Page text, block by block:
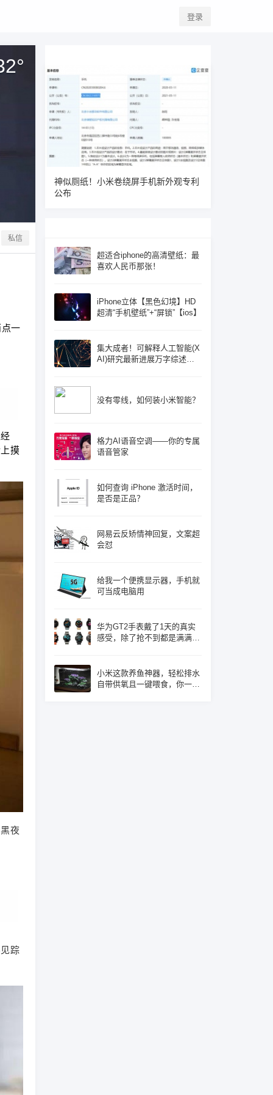
登录
°
私信
一
摸
夜
踪
神似厕纸！小米卷绕屏手机新外观专利
公布
超适合iphone的高清壁纸：最
喜欢人民币那张！
iPhone立体【黑色幻境】HD
超清“手机壁纸”+“屏锁”【ios】
集大成者！可解释人工智能(X
AI)研究最新进展万字综述论
没有零线，如何装小米智能？
格力AI语音空调——你的专属
语音管家
如何查询 iPhone 激活时间，
是否是正品？
网易云反矫情神回复，文案超
会怼
给我一个便携显示器，手机就
可当成电脑用
华为GT2手表戴了1天的真实
感受，除了抢不到都是满满的
小米这款养鱼神器，轻松排水
自带供氧且一键喂食，你一定